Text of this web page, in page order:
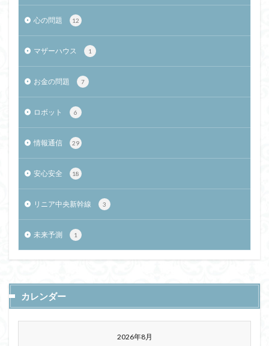
心の問題 12
マザーハウス 1
お金の問題 7
ロボット 6
情報通信 29
安心安全 18
リニア中央新幹線 3
未来予測 1
カレンダー
2026年8月